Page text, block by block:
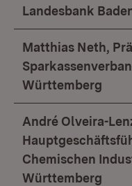
Landesbank
Matthias Neth,
Württemberg
André Olveira-
Chemischen
Württemberg